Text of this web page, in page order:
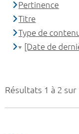
Résultats 1 à 2
Pertinence
Titre
Type de
[Date de